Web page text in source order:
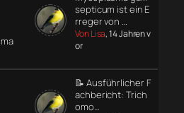
septicum ist ein E
rreger von …
Von Lisa, 14 Jahren v
or
📝 Ausführlicher F
achbericht: Trich
omo…